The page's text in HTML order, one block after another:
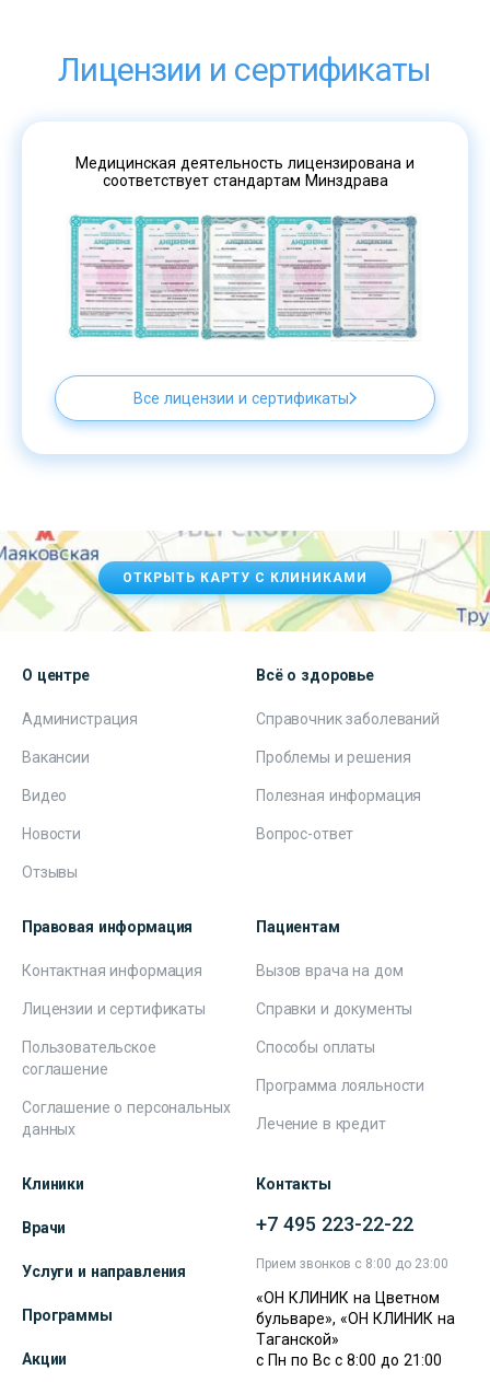
Лицензии и сертификаты
Медицинская деятельность лицензирована и
соответствует стандартам Минздрава
Все лицензии и сертификаты
ОТКРЫТЬ КАРТУ С КЛИНИКАМИ
О центре
Администрация
Вакансии
Видео
Новости
Отзывы
Всё о здоровье
Справочник заболеваний
Проблемы и решения
Полезная информация
Вопрос-ответ
Правовая информация
Контактная информация
Лицензии и сертификаты
Пользовательское
соглашение
Соглашение о персональных
данных
Пациентам
Вызов врача на дом
Справки и документы
Способы оплаты
Программа лояльности
Лечение в кредит
Клиники
Врачи
Услуги и направления
Программы
Акции
Контакты
+7 495 223-22-22
Прием звонков с 8:00 до 23:00
«ОН КЛИНИК на Цветном
бульваре», «ОН КЛИНИК на
Таганской»
с Пн по Вс с 8:00 до 21:00